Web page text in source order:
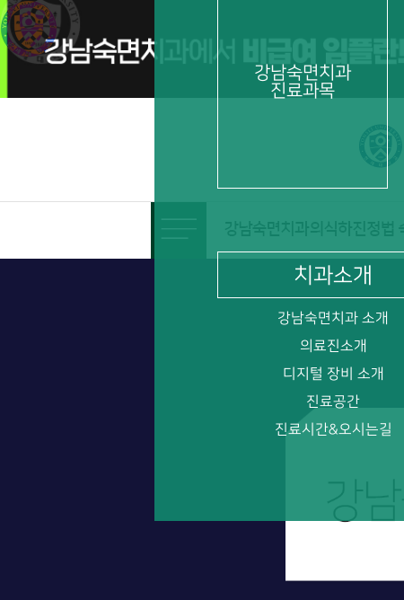
비급여 임플란트 수술 시 의식하진정법 치료비용 포함
강남숙면치과
진료과목
치과소개
강남숙면치과 소개
의료진소개
디지털 장비 소개
진료공간
진료시간&오시는길